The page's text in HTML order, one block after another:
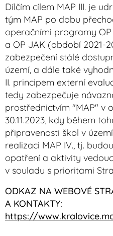
Dílčím cílem MAP III. je
tým MAP po dobu
operačními programy
a OP JAK (období 2021-
zabezpečení stálé
území, a dále také
II. principem externí
tedy zabezpečuje
prostřednictvím "MAP" v
30.11.2023, kdy během
připravenosti škol v
realizaci MAP IV., tj.
opatření a aktivity
v souladu s prioritami
ODKAZ NA WEBOVÉ
A KONTAKTY:
https://